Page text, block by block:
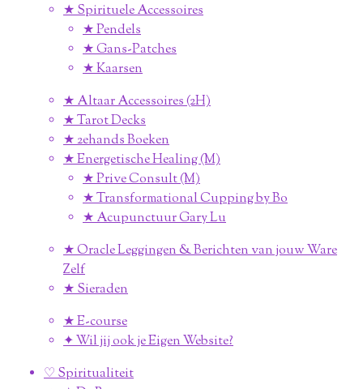
★ Spirituele Accessoires
★ Pendels
★ Gans-Patches
★ Kaarsen
★ Altaar Accessoires (2H)
★ Tarot Decks
★ 2ehands Boeken
★ Energetische Healing (M)
★ Prive Consult (M)
★ Transformational Cupping by Bo
★ Acupunctuur Gary Lu
★ Oracle Leggingen & Berichten van jouw Ware
Zelf
★ Sieraden
★ E-course
✦ Wil jij ook je Eigen Website?
♡ Spiritualiteit